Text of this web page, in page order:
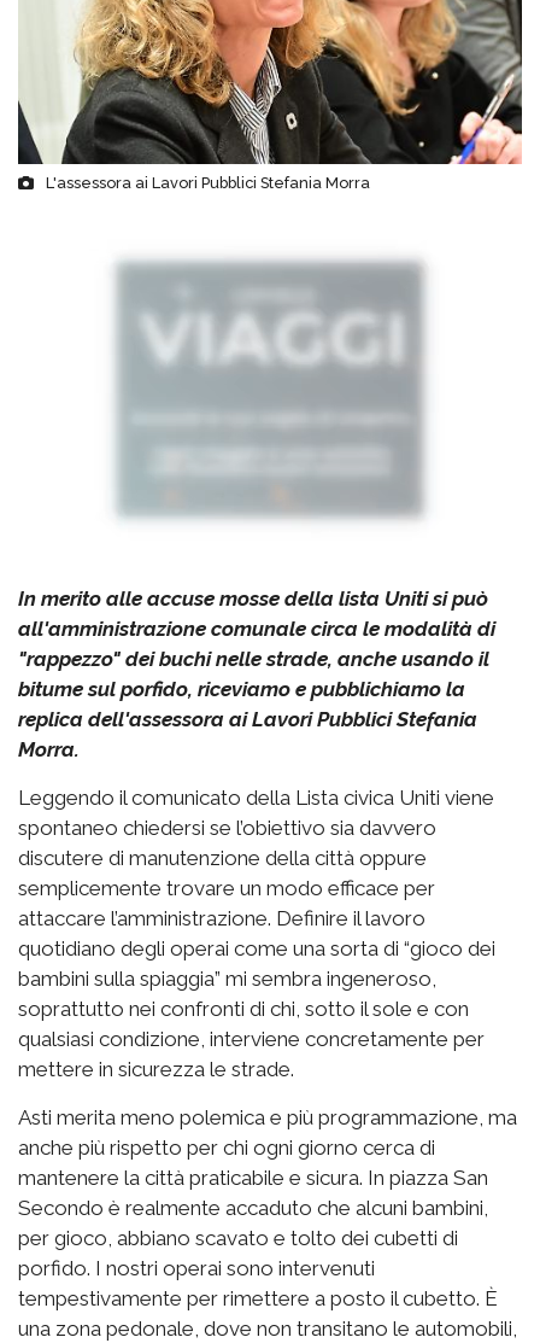
L'assessora ai Lavori Pubblici Stefania Morra
In merito alle accuse mosse della lista Uniti si può
all'amministrazione comunale circa le modalità di
"rappezzo" dei buchi nelle strade, anche usando il
bitume sul porfido, riceviamo e pubblichiamo la
replica dell'assessora ai Lavori Pubblici Stefania
Morra.
Leggendo il comunicato della Lista civica Uniti viene
spontaneo chiedersi se l’obiettivo sia davvero
discutere di manutenzione della città oppure
semplicemente trovare un modo efficace per
attaccare l’amministrazione. Definire il lavoro
quotidiano degli operai come una sorta di “gioco dei
bambini sulla spiaggia” mi sembra ingeneroso,
soprattutto nei confronti di chi, sotto il sole e con
qualsiasi condizione, interviene concretamente per
mettere in sicurezza le strade.
Asti merita meno polemica e più programmazione, ma
anche più rispetto per chi ogni giorno cerca di
mantenere la città praticabile e sicura. In piazza San
Secondo è realmente accaduto che alcuni bambini,
per gioco, abbiano scavato e tolto dei cubetti di
porfido. I nostri operai sono intervenuti
tempestivamente per rimettere a posto il cubetto. È
una zona pedonale, dove non transitano le automobili,